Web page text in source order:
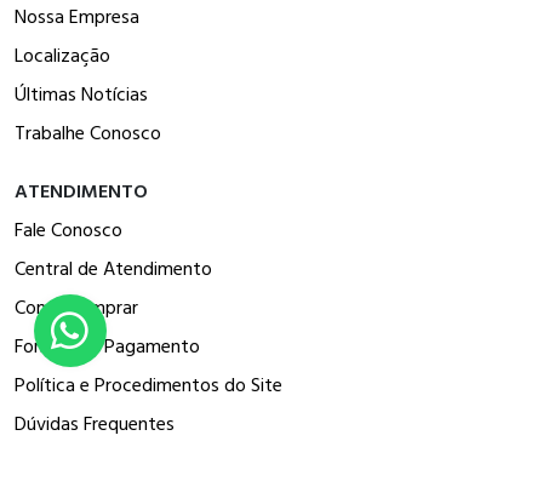
Nossa Empresa
Localização
Últimas Notícias
Trabalhe Conosco
ATENDIMENTO
Fale Conosco
Central de Atendimento
Como Comprar
Formas de Pagamento
Política e Procedimentos do Site
Dúvidas Frequentes